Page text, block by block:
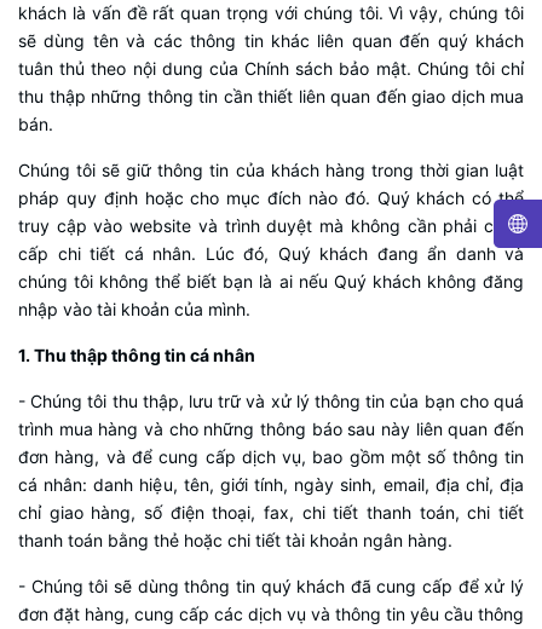
khách là vấn đề rất quan trọng với chúng tôi. Vì vậy, chúng tôi
sẽ dùng tên và các thông tin khác liên quan đến quý khách
tuân thủ theo nội dung của Chính sách bảo mật. Chúng tôi chỉ
thu thập những thông tin cần thiết liên quan đến giao dịch mua
bán.
Chúng tôi sẽ giữ thông tin của khách hàng trong thời gian luật
pháp quy định hoặc cho mục đích nào đó. Quý khách có thể
truy cập vào website và trình duyệt mà không cần phải cung
cấp chi tiết cá nhân. Lúc đó, Quý khách đang ẩn danh và
chúng tôi không thể biết bạn là ai nếu Quý khách không đăng
nhập vào tài khoản của mình.
1. Thu thập thông tin cá nhân
- Chúng tôi thu thập, lưu trữ và xử lý thông tin của bạn cho quá
trình mua hàng và cho những thông báo sau này liên quan đến
đơn hàng, và để cung cấp dịch vụ, bao gồm một số thông tin
cá nhân: danh hiệu, tên, giới tính, ngày sinh, email, địa chỉ, địa
chỉ giao hàng, số điện thoại, fax, chi tiết thanh toán, chi tiết
thanh toán bằng thẻ hoặc chi tiết tài khoản ngân hàng.
- Chúng tôi sẽ dùng thông tin quý khách đã cung cấp để xử lý
đơn đặt hàng, cung cấp các dịch vụ và thông tin yêu cầu thông